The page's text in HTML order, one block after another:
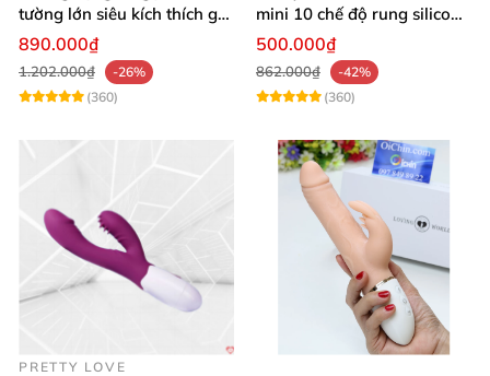
tường lớn siêu kích thích gai
nổi
890.000₫
1.202.000₫
-26%
(360)
mini 10 chế độ rung silicone
mềm
500.000₫
862.000₫
-42%
(360)
PRETTY LOVE